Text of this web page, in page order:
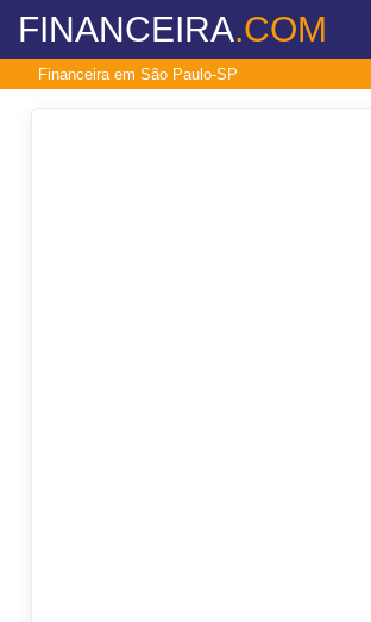
FINANCEIRA.COM
Financeira em São Paulo-SP